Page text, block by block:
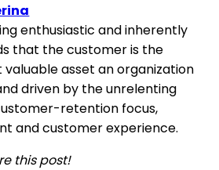
enthusiastic and inherently
that the customer is the
valuable asset an organization
driven by the unrelenting
retention focus,
and customer experience.
this post!